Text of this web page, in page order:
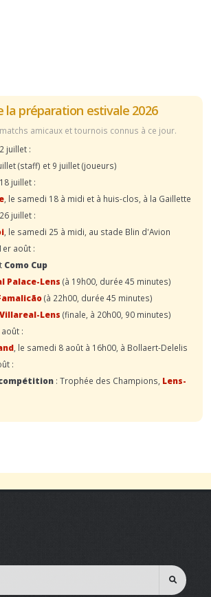
la préparation estivale 2026
amicaux et tournois connus à ce jour.
juillet :
(staff) et 9 juillet (joueurs)
juillet :
, le samedi 18 à midi et à huis-clos, à la Gaillette
juillet :
, le samedi 25 à midi, au stade Blin d'Avion
août :
Como Cup
Palace-Lens (à 19h00, durée 45 minutes)
(à 22h00, durée 45 minutes)
Villareal-Lens (finale, à 20h00, 90 minutes)
:
, le samedi 8 août à 16h00, à Bollaert-Delelis
:
: Trophée des Champions, Lens-